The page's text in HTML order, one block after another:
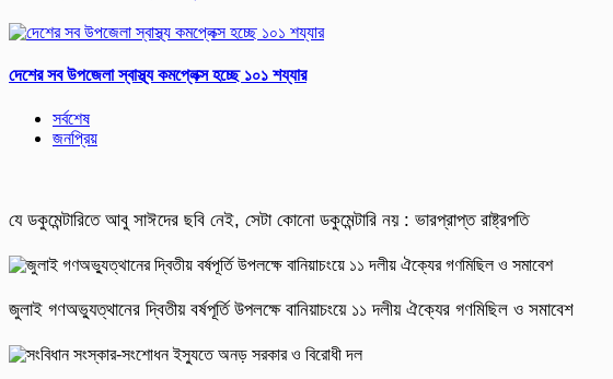
দেশের সব উপজেলা স্বাস্থ্য কমপ্লেক্স হচ্ছে ১০১ শয্যার
সর্বশেষ
জনপ্রিয়
যে ডকুমেন্টারিতে আবু সাঈদের ছবি নেই, সেটা কোনো ডকুমেন্টারি নয় : ভারপ্রাপ্ত রাষ্ট্রপতি
জুলাই গণঅভ্যুত্থানের দ্বিতীয় বর্ষপূর্তি উপলক্ষে বানিয়াচংয়ে ১১ দলীয় ঐক্যের গণমিছিল ও সমাবেশ